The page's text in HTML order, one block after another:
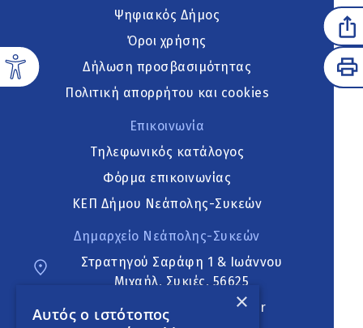
Ψηφιακός Δήμος
Όροι χρήσης
Δήλωση προσβασιμότητας
Πολιτική απορρήτου και cookies
Επικοινωνία
Τηλεφωνικός κατάλογος
Φόρμα επικοινωνίας
ΚΕΠ Δήμου Νεάπολης-Συκεών
Δημαρχείο Νεάπολης-Συκεών
Στρατηγού Σαράφη 1 & Ιωάννου
Μιχαήλ, Συκιές, 56625
neapoli.sykies@ddt.gov.gr
×
Αυτός ο ιστότοπος